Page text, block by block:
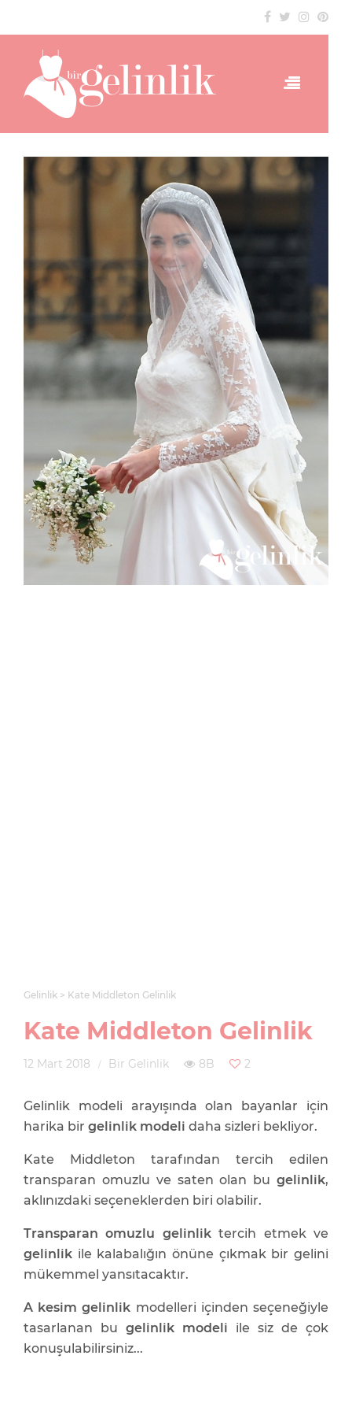
Gelinlik Kate Middleton Gelinlik
Kate Middleton Gelinlik
12 Mart 2018 Bir Gelinlik 8B 2
Gelinlik modeli arayışında olan bayanlar için
harika bir gelinlik modeli daha sizleri bekliyor.
Kate Middleton tarafından tercih edilen
transparan omuzlu ve saten olan bu gelinlik,
aklınızdaki seçeneklerden biri olabilir.
Transparan omuzlu gelinliktercih etmek ve
gelinlik ile kalabalığın önüne çıkmak bir gelini
mükemmel yansıtacaktır.
A kesim gelinlik modelleri içinden seçeneğiyle
tasarlanan bu gelinlik modeli ile siz de çok
konuşulabilirsiniz...